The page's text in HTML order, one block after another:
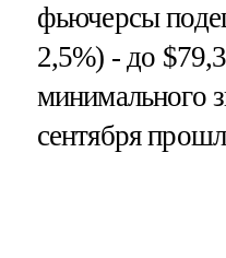
фьючерсы
2,5%) - до
минимального
сентября